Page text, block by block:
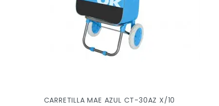
CARRETILLA MAE AZUL CT-30AZ X/10